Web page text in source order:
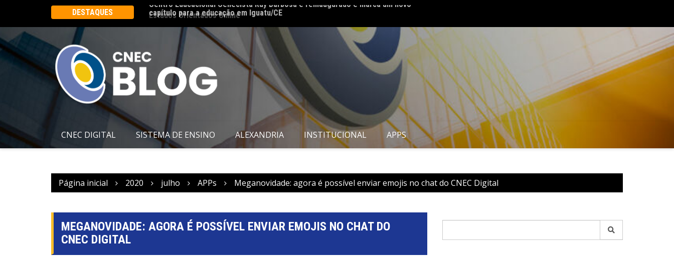
DESTAQUES
é reinaugurado e marca um novo
Estudos Orientados Online
CNEC DIGITAL SISTEMA DE ENSINO ALEXANDRIA INSTITUCIONAL APPS
Página inicial 2020 julho APPs Meganovidade: agora é possível enviar emojis no chat do CNEC Digital
MEGANOVIDADE: AGORA É POSSÍVEL ENVIAR EMOJIS NO CHAT DO
CNEC DIGITAL